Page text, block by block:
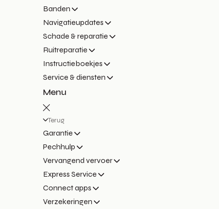
Banden
Navigatieupdates
Schade & reparatie
Ruitreparatie
Instructieboekjes
Service & diensten
Menu
Terug
Garantie
Pechhulp
Vervangend vervoer
Express Service
Connect apps
Verzekeringen